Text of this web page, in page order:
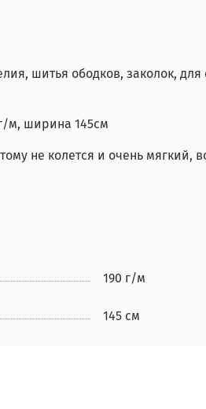
шитья ободков, заколок, для
м, ширина 145см
не колется и очень мягкий,
190 г/м
145 см